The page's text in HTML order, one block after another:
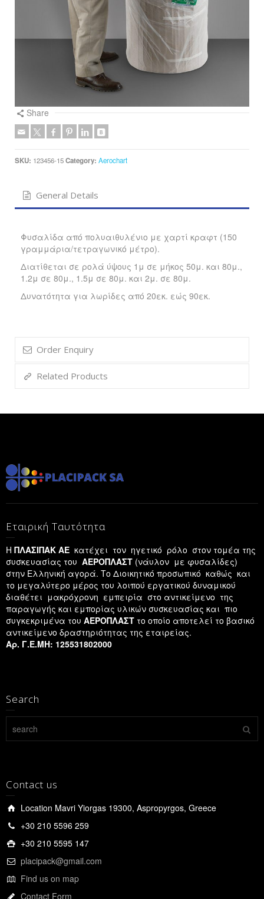
Share
SKU: 123456-15Category: Aerochart
General Details
Φυσαλίδα από πολυαιθυλένιο με χαρτί κραφτ (150
γραμμάρια/τετραγωνικό μέτρο).
Διατίθεται σε ρολά ύψους 1μ σε μήκος 50μ. και 80μ.,
1.2μ σε 80μ., 1.5μ σε 80μ. και 2μ. σε 80μ.
Δυνατότητα για λωρίδες από 20εκ. εώς 90εκ.
Order Enquiry
Related Products
Εταιρική Ταυτότητα
Η ΠΛΑΣΙΠΑΚ ΑΕ κατέχει τον ηγετικό ρόλο στον τομέα της
συσκευασίας του ΑΕΡΟΠΛΑΣΤ (νάυλον με φυσαλίδες)
στην Ελληνική αγορά. Το Διοικητικό προσωπικό καθώς και
το μεγαλύτερο μέρος του λοιπού εργατικού δυναμικού
διαθέτει μακρόχρονη εμπειρία στο αντικείμενο της
παραγωγής και εμπορίας υλικών συσκευασίας και πιο
συγκεκριμένα του ΑΕΡΟΠΛΑΣΤ το οποίο αποτελεί το βασικό
αντικείμενο δραστηριότητας της εταιρείας.
Αρ. Γ.Ε.ΜΗ: 125531802000
Search
Contact us
Location Mavri Yiorgas 19300, Aspropyrgos, Greece
+30 210 5596 259
+30 210 5595 147
placipack@gmail.com
Find us on map
Contact Form